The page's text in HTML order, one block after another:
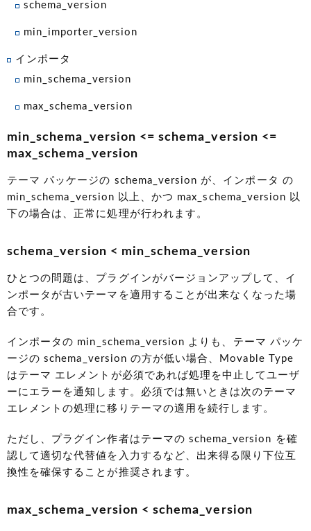
schema_version
min_importer_version
インポータ
min_schema_version
max_schema_version
min_schema_version <= schema_version <=
max_schema_version
テーマ パッケージの schema_version が、インポータ の
min_schema_version 以上、かつ max_schema_version 以
下の場合は、正常に処理が行われます。
schema_version < min_schema_version
ひとつの問題は、プラグインがバージョンアップして、イ
ンポータが古いテーマを適用することが出来なくなった場
合です。
インポータの min_schema_version よりも、テーマ パッケ
ージの schema_version の方が低い場合、Movable Type
はテーマ エレメントが必須であれば処理を中止してユーザ
ーにエラーを通知します。必須では無いときは次のテーマ
エレメントの処理に移りテーマの適用を続行します。
ただし、プラグイン作者はテーマの schema_version を確
認して適切な代替値を入力するなど、出来得る限り下位互
換性を確保することが推奨されます。
max_schema_version < schema_version